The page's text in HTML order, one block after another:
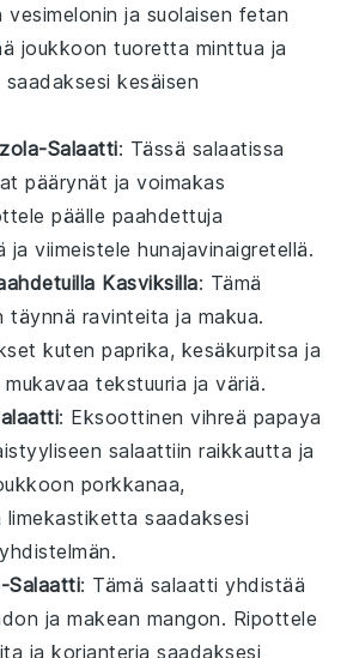
vesimelonin ja suolaisen fetan
joukkoon tuoretta minttua ja
saadaksesi kesäisen
Salaatti: Tässä salaatissa
päärynät ja voimakas
päälle paahdettuja
ja viimeistelehunajavinaigretellä.
Kasviksilla: Tämä
täynnä ravinteita ja makua.
kutenpaprika, kesäkurpitsa ja
tekstuuria ja väriä.
: Eksoottinenvihreä papaya
salaattiin raikkautta ja
porkkanaa,
limekastiketta saadaksesi
Salaatti: Tämä salaatti yhdistää
ja makean mangon. Ripottele
jakorianteria saadaksesi